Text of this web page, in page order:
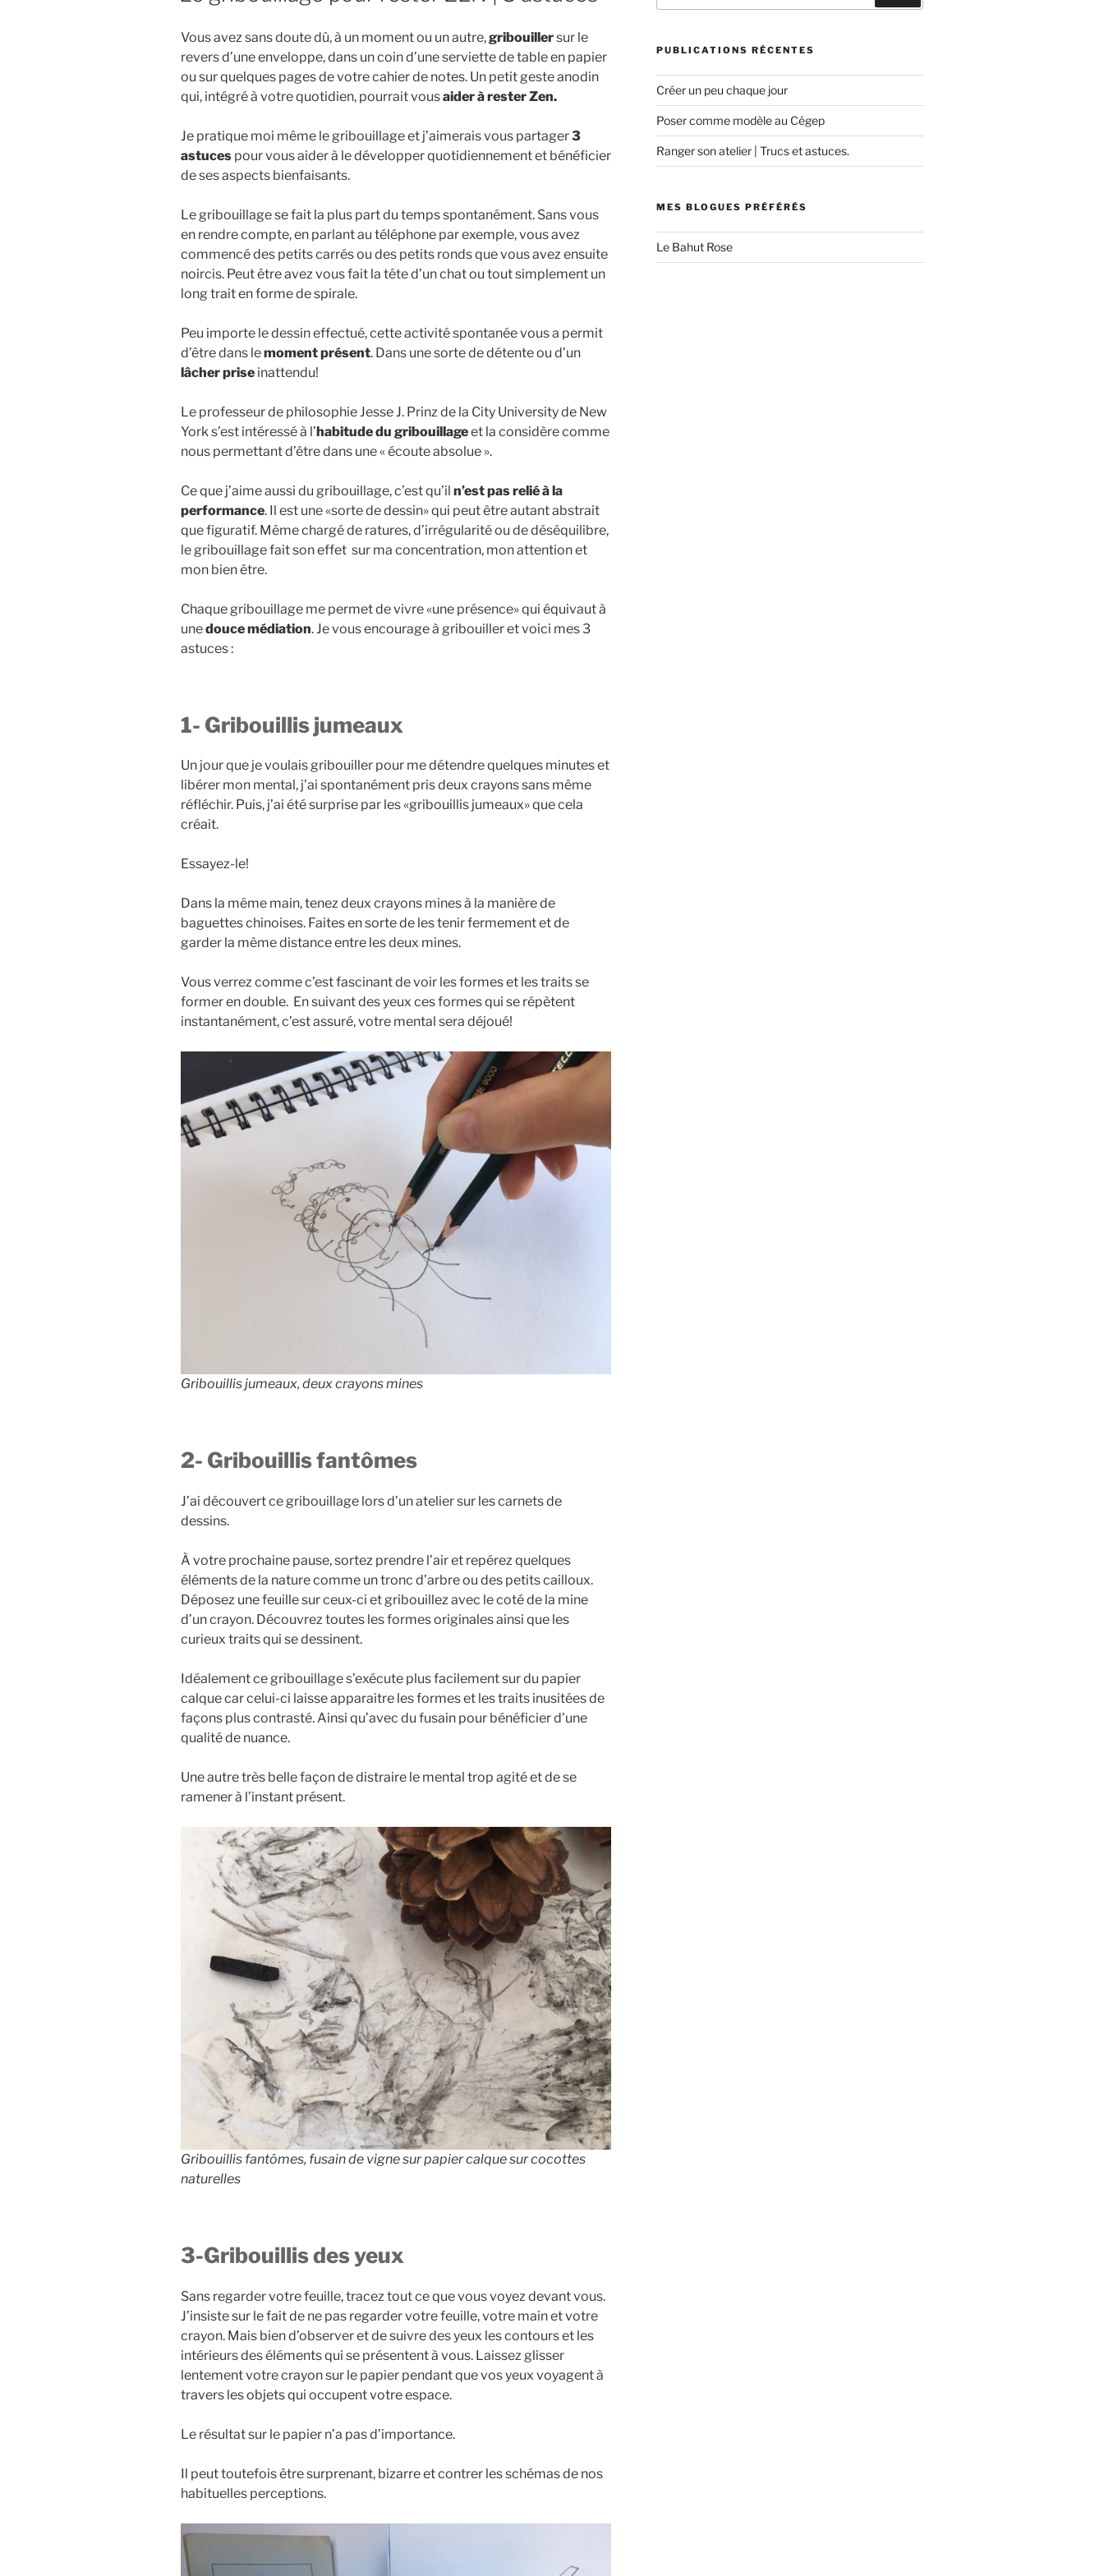
Vous avez sans doute dû, à un moment ou un autre,gribouillersur le
revers d’une enveloppe, dans un coin d’une serviette de table en papier
ou sur quelques pages de votre cahier de notes. Un petit geste anodin
qui, intégré à votre quotidien, pourrait vousaider à rester Zen.
Je pratique moi même le gribouillage et j’aimerais vous partager3
astuces pour vous aider à le développer quotidiennement et bénéficier
de ses aspects bienfaisants.
Le gribouillage se fait la plus part du temps spontanément. Sans vous
en rendre compte, en parlant au téléphone par exemple, vous avez
commencé des petits carrés ou des petits ronds que vous avez ensuite
noircis. Peut être avez vous fait la tête d’un chat ou tout simplement un
long trait en forme de spirale.
Peu importe le dessin effectué, cette activité spontanée vous a permit
d’être dans lemoment présent. Dans une sorte de détente ou d’un
lâcher prise inattendu!
Le professeur de philosophie Jesse J. Prinz de la City University de New
York s’est intéressé à l’habitude du gribouillageet la considère comme
nous permettant d’être dans une « écoute absolue ».
Ce que j’aime aussi du gribouillage, c’est qu’il n’est pas relié à la
performance. Il est une «sorte de dessin» qui peut être autant abstrait
que figuratif. Même chargé de ratures, d’irrégularité ou de déséquilibre,
le gribouillage fait son effet sur ma concentration, mon attention et
mon bien être.
Chaque gribouillage me permet de vivre «une présence» qui équivaut à
unedouce médiation. Je vous encourage à gribouiller et voici mes 3
astuces :
1- Gribouillis jumeaux
Un jour que je voulais gribouiller pour me détendre quelques minutes et
libérer mon mental, j’ai spontanément pris deux crayons sans même
réfléchir. Puis, j’ai été surprise par les «gribouillis jumeaux» que cela
créait.
Essayez-le!
Dans la même main, tenez deux crayons mines à la manière de
baguettes chinoises. Faites en sorte de les tenir fermement et de
garder la même distance entre les deux mines.
Vous verrez comme c’est fascinant de voir les formes et les traits se
former en double. En suivant des yeux ces formes qui se répètent
instantanément, c’est assuré, votre mental sera déjoué!
Gribouillis jumeaux, deux crayons mines
2- Gribouillis fantômes
J’ai découvert ce gribouillage lors d’un atelier sur les carnets de
dessins.
À votre prochaine pause, sortez prendre l’air et repérez quelques
éléments de la nature comme un tronc d’arbre ou des petits cailloux.
Déposez une feuille sur ceux-ci et gribouillez avec le coté de la mine
d’un crayon. Découvrez toutes les formes originales ainsi que les
curieux traits qui se dessinent.
Idéalement ce gribouillage s’exécute plus facilement sur du papier
calque car celui-ci laisse apparaitre les formes et les traits inusitées de
façons plus contrasté. Ainsi qu’avec du fusain pour bénéficier d’une
qualité de nuance.
Une autre très belle façon de distraire le mental trop agité et de se
ramener à l’instant présent.
Gribouillis fantômes, fusain de vigne sur papier calque sur cocottes
naturelles
3-Gribouillis des yeux
Sans regarder votre feuille, tracez tout ce que vous voyez devant vous.
J’insiste sur le fait de ne pas regarder votre feuille, votre main et votre
crayon. Mais bien d’observer et de suivre des yeux les contours et les
intérieurs des éléments qui se présentent à vous. Laissez glisser
lentement votre crayon sur le papier pendant que vos yeux voyagent à
travers les objets qui occupent votre espace.
Le résultat sur le papier n’a pas d’importance.
Il peut toutefois être surprenant, bizarre et contrer les schémas de nos
habituelles perceptions.
:
PUBLICATIONS RÉCENTES
Créer un peu chaque jour
Poser comme modèle au Cégep
Ranger son atelier | Trucs et astuces.
MES BLOGUES PRÉFÉRÉS
Le Bahut Rose